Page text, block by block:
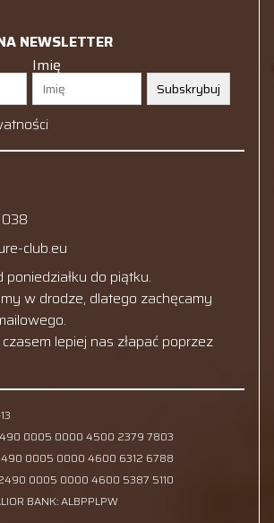
NEWSLETTER
Imię
Subskrybuj
club.eu
poniedziałku do piątku.
w drodze, dlatego zachęcamy
lepiej nas złapać poprzez
0005 0000 4500 2379 7803
0005 0000 4600 6312 6788
2490 0005 0000 4600 5387 5110
BANK: ALBPPLPW